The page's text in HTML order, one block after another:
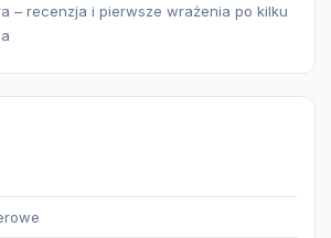
– recenzja i pierwsze wrażenia po kilku